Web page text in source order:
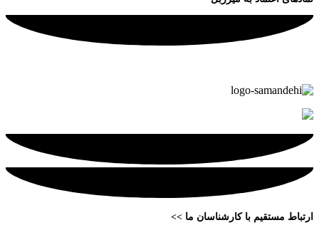
ارتباط مستقیم با کارشناسان ما >>